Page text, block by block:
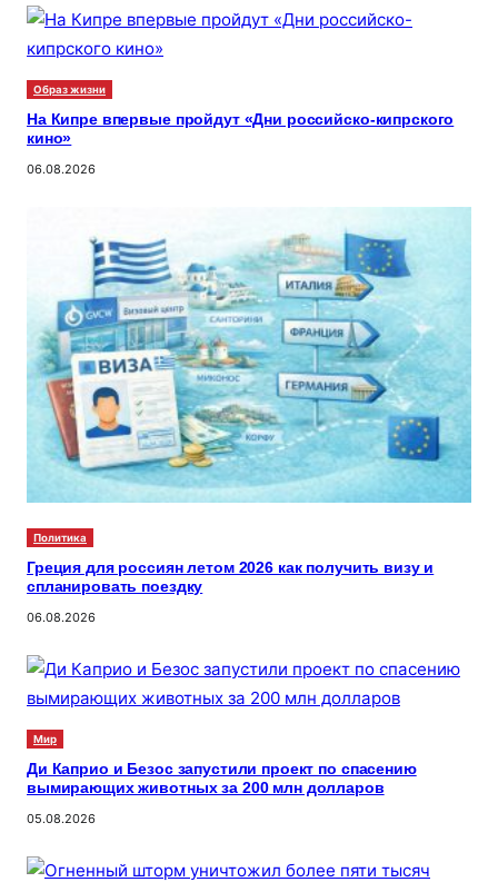
Образ жизни
На Кипре впервые пройдут «Дни российско-кипрского
кино»
06.08.2026
Политика
Греция для россиян летом 2026 как получить визу и
спланировать поездку
06.08.2026
Мир
Ди Каприо и Безос запустили проект по спасению
вымирающих животных за 200 млн долларов
05.08.2026